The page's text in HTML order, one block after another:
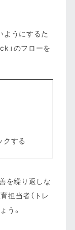
ようにするた
」のフローを
クする
を繰り返しな
担当者（トレ
う。